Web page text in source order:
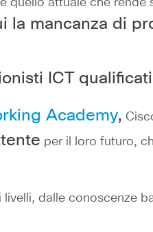
quello attuale che rende
la mancanza di
ICT qualificati
Academy,
per il loro futuro,
dalle conoscenze